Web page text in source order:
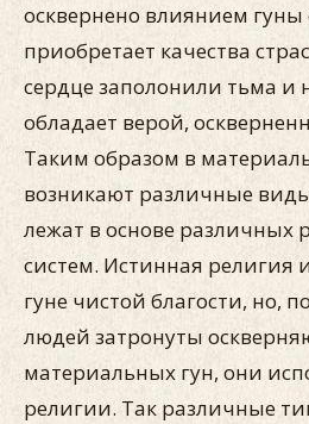
осквернено влиянием гуны
приобретает качества
сердце заполонили тьма и
обладает верой,
Таким образом в
возникают различные
лежат в основе различных
систем. Истинная религия
гуне чистой благости, но,
людей затронуты
материальных гун, они
религии. Так различные